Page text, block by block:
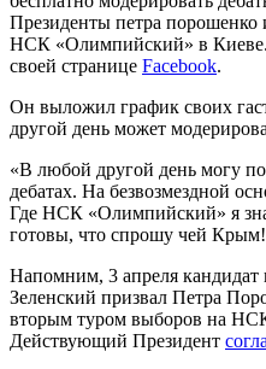
Президенты петра порошенко
НСК «Олимпийский» в
своей странице Facebook.
Он выложил график своих
другой день может
«В любой другой день могу
дебатах. На безвозмездной
Где НСК «Олимпийский» я
готовы, что спрошу чей
Напомним, 3 апреля
Зеленский призвал Петра
вторым туром выборов на
Действующий Президент